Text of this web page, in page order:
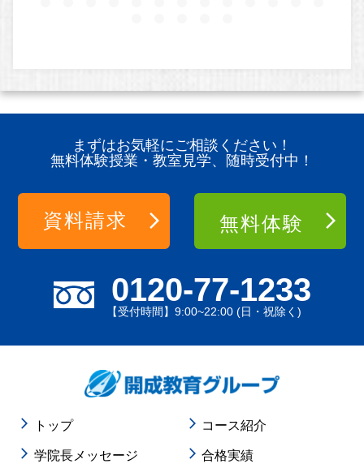
まずはお気軽にご相談ください！
無料体験授業・教室見学、随時受付中！
0120-77-1233
【受付時間】9:00~22:00 (日・祝除く)
資料請求 無料体験
トップ コース紹介
学院長メッセージ 合格実績